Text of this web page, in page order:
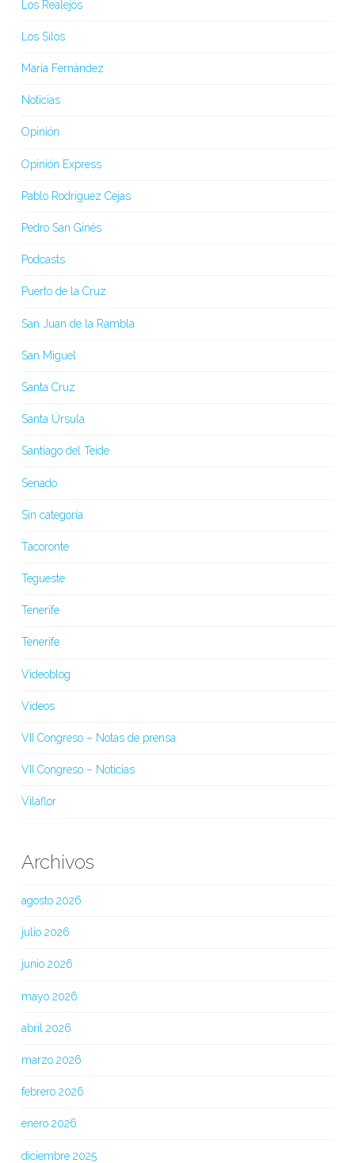
Los Realejos
Los Silos
María Fernández
Noticias
Opinión
Opinión Express
Pablo Rodríguez Cejas
Pedro San Ginés
Podcasts
Puerto de la Cruz
San Juan de la Rambla
San Miguel
Santa Cruz
Santa Úrsula
Santiago del Teide
Senado
Sin categoría
Tacoronte
Tegueste
Tenerife
Tenerife
Videoblog
Vídeos
VII Congreso – Notas de prensa
VII Congreso – Noticias
Vilaflor
Archivos
agosto 2026
julio 2026
junio 2026
mayo 2026
abril 2026
marzo 2026
febrero 2026
enero 2026
diciembre 2025